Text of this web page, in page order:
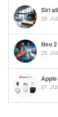
Siri
29.
Neo
28.
27.